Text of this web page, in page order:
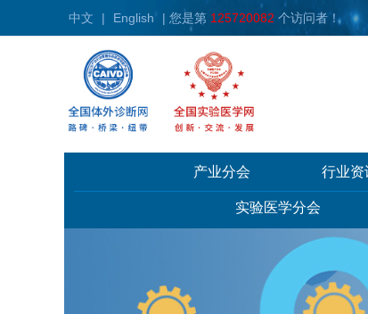
中文 | English | 您是第 125720082 个访问者！
产业分会 行业资
实验医学分会